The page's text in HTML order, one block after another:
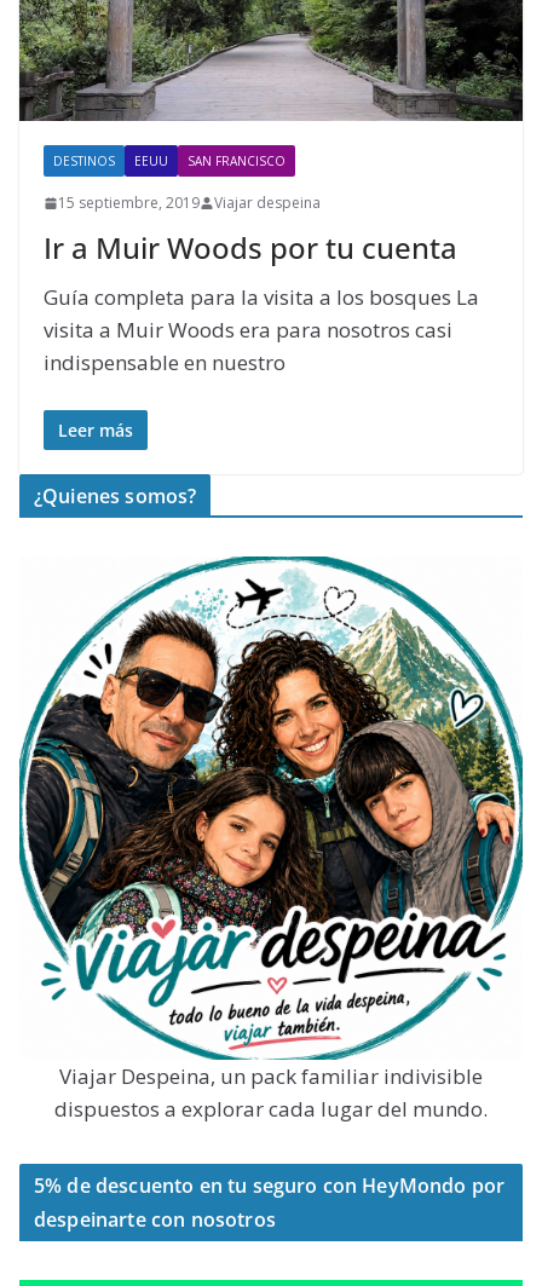
DESTINOS EEUU SAN FRANCISCO
15 septiembre, 2019 Viajar despeina
Ir a Muir Woods por tu cuenta
Guía completa para la visita a los bosques La
visita a Muir Woods era para nosotros casi
indispensable en nuestro
Leer más
¿Quienes somos?
Viajar Despeina, un pack familiar indivisible
dispuestos a explorar cada lugar del mundo.
5% de descuento en tu seguro con HeyMondo por
despeinarte con nosotros